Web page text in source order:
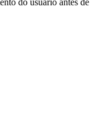
do usuário antes de